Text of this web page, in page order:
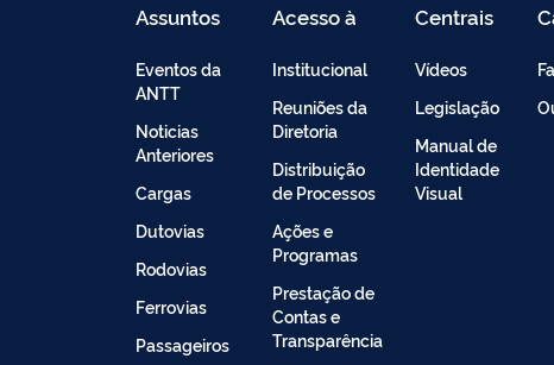
Assuntos
Eventos da
ANTT
Noticias
Anteriores
Cargas
Dutovias
Rodovias
Ferrovias
Passageiros
Acesso à
Informação
Institucional
Reuniões da
Diretoria
Distribuição
de Processos
Ações e
Programas
Prestação de
Contas e
Transparência
Centrais
de
Vídeos
Legislação
Manual de
Identidade
Visual